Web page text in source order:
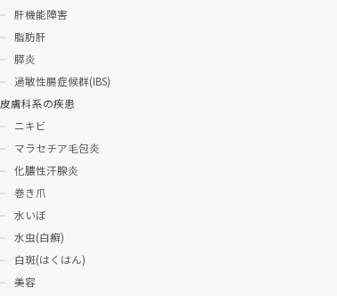
肝機能障害
脂肪肝
膵炎
過敏性腸症候群(IBS)
皮膚科系の疾患
ニキビ
マラセチア毛包炎
化膿性汗腺炎
巻き爪
水いぼ
水虫(白癬)
白斑(はくはん)
美容